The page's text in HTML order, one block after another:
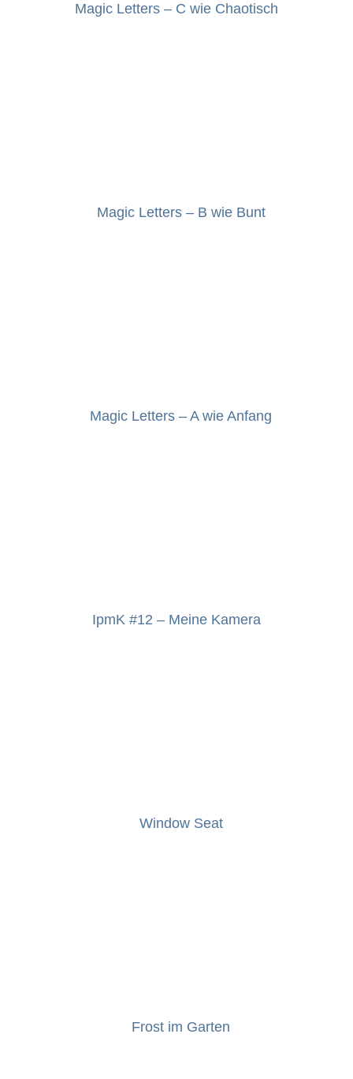
Magic Letters – C wie Chaotisch
Magic Letters – B wie Bunt
Magic Letters – A wie Anfang
IpmK #12 – Meine Kamera
Window Seat
Frost im Garten